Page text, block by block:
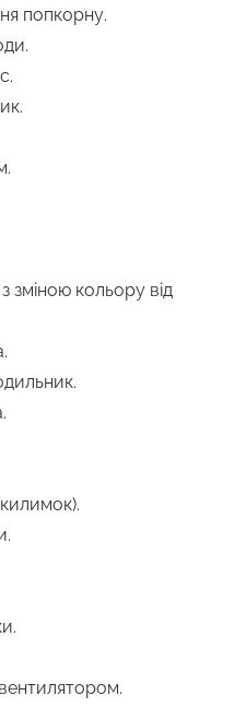
попкорну.
зміною кольору від